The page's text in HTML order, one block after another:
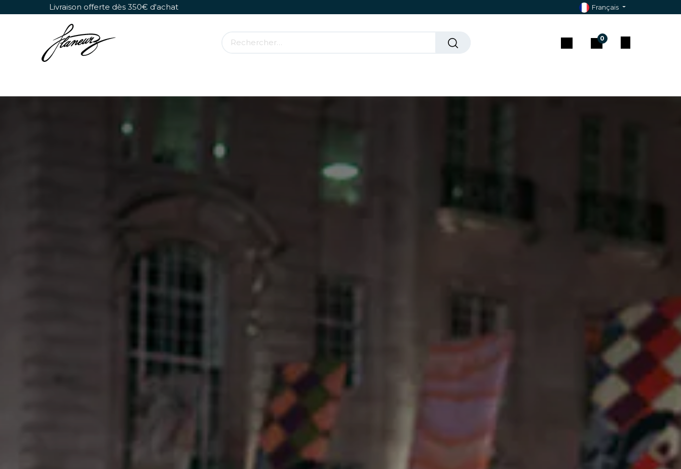
Se rendre au contenuLivraison offerte dès 350€ d'achat Français
0